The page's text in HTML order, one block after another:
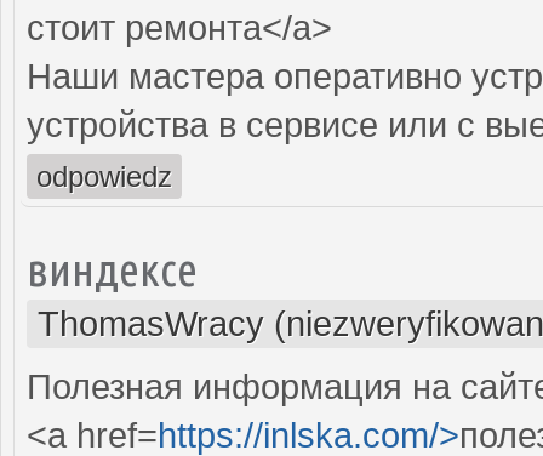
стоит ремонта</a>
Наши мастера оперативно
устройства в сервисе или с
odpowiedz
виндексе
ThomasWracy
Полезная информация на
<a href=https://inlska.com/>